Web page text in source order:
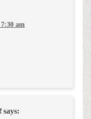
am
says: